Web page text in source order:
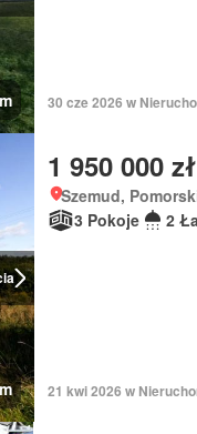
30 cze 2026 w
1 950 000 zł
Szemud,
3 Pokoje
2
21 kwi 2026 w